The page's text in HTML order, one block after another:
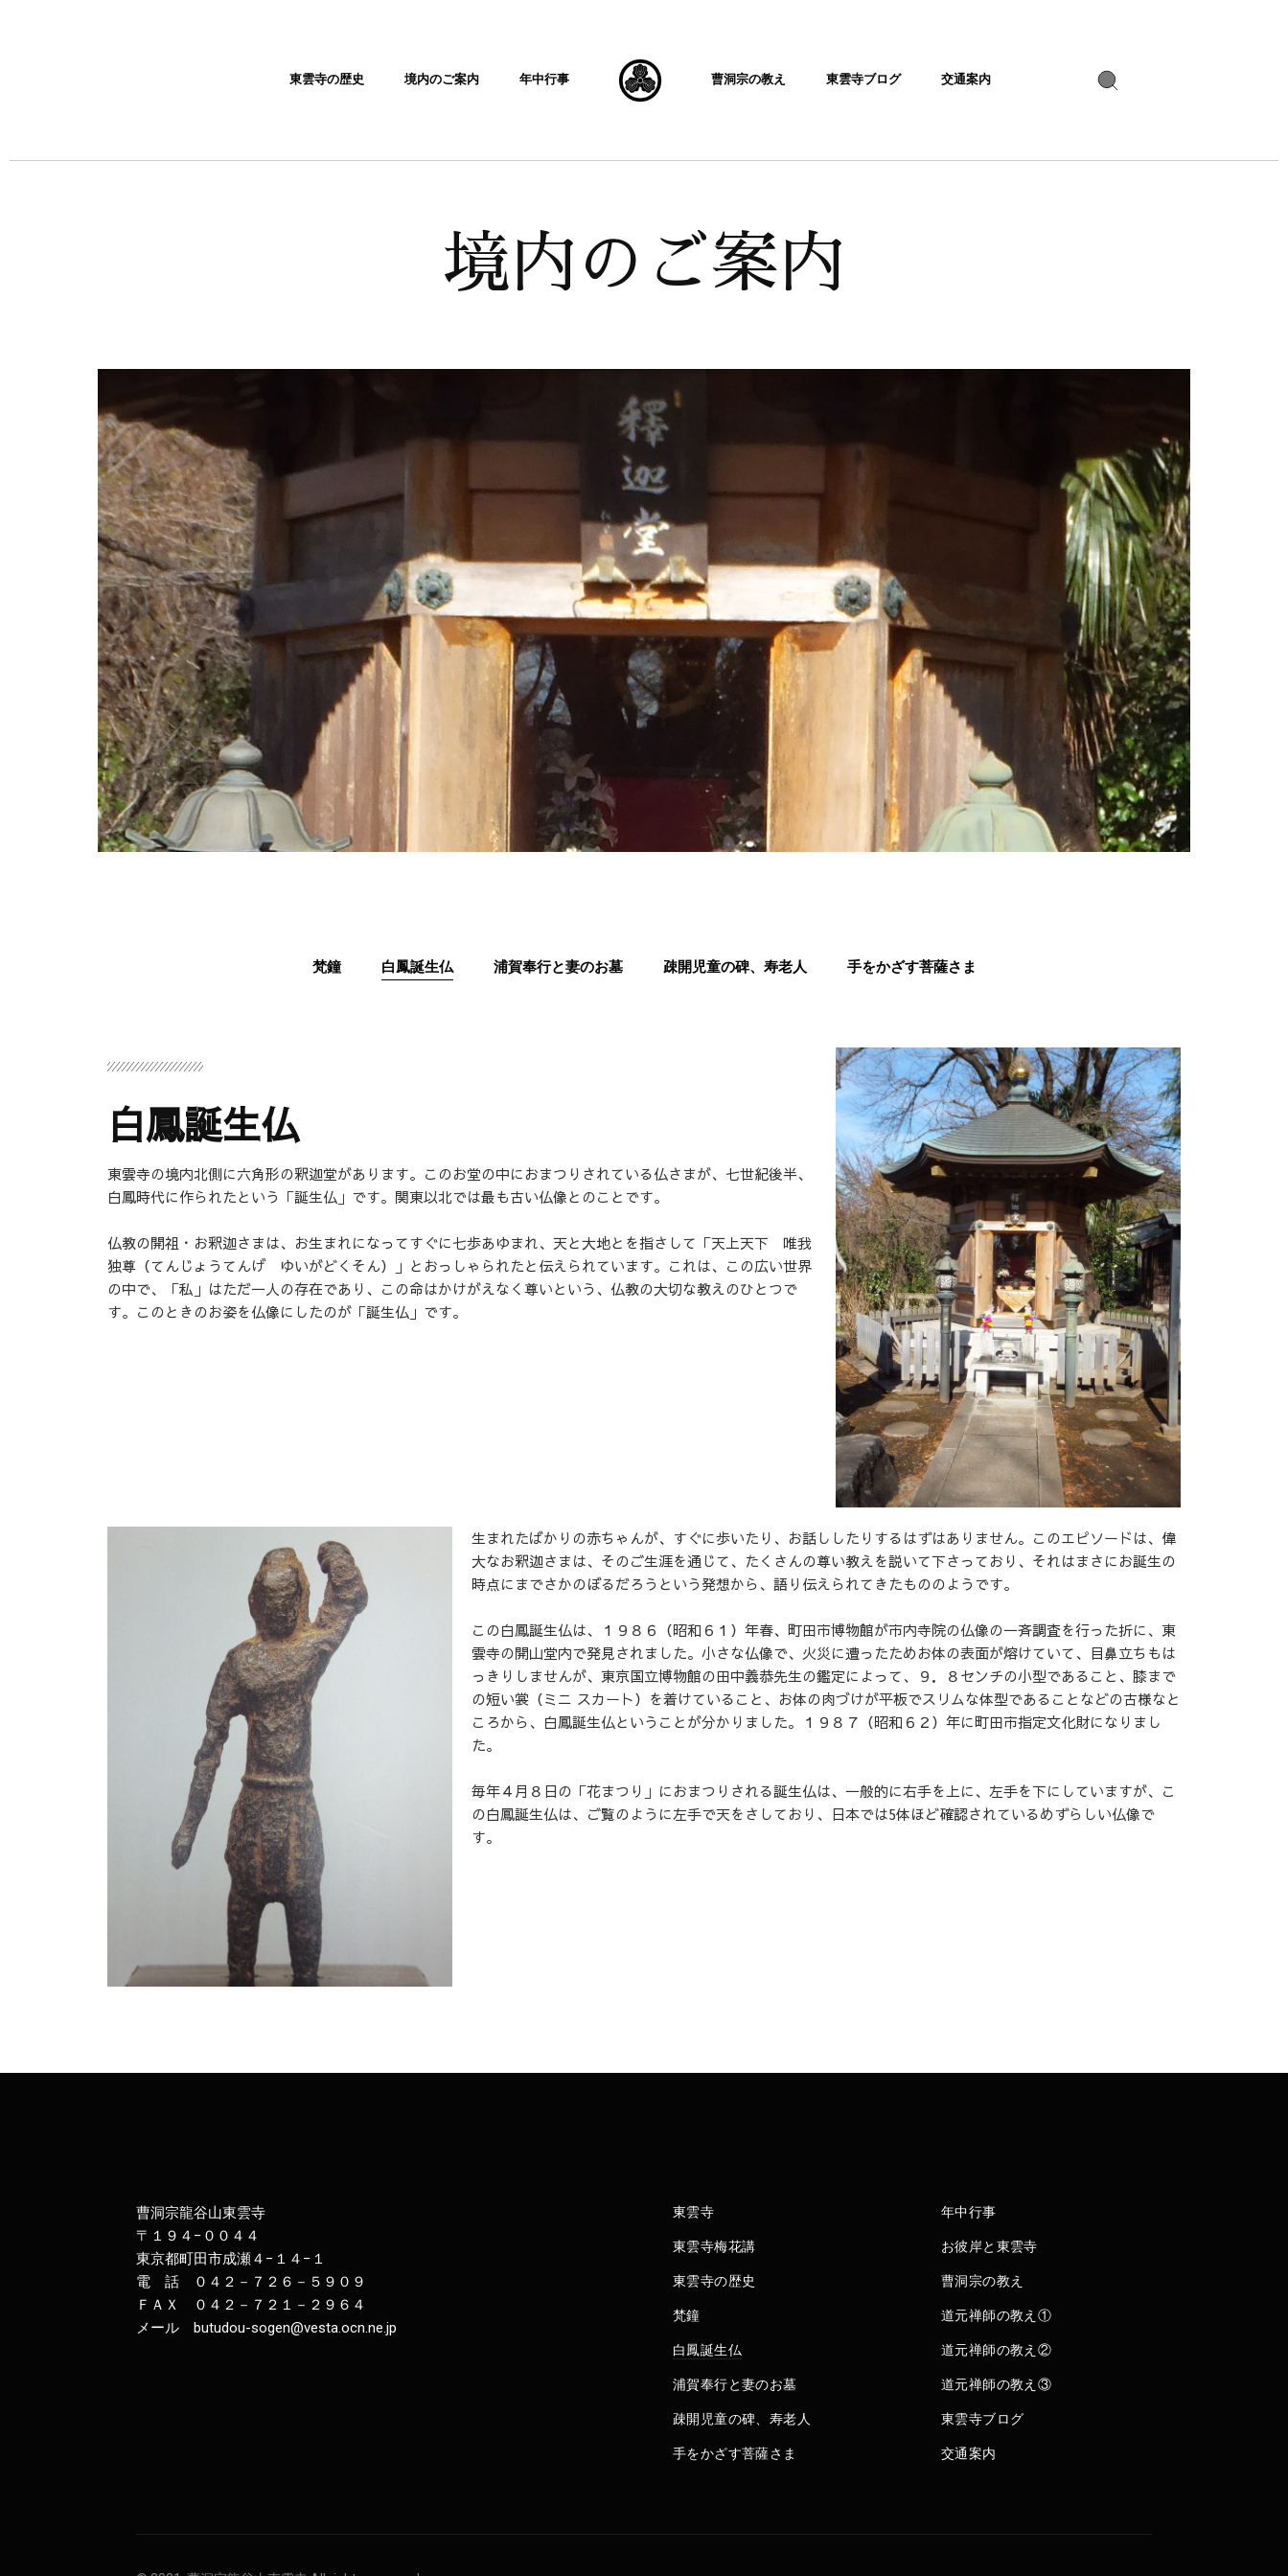
東雲寺の歴史 境内のご案内 年中行事 曹洞宗の教え 東雲寺ブログ 交通案内
境内のご案内
梵鐘 白鳳誕生仏 浦賀奉行と妻のお墓 疎開児童の碑、寿老人 手をかざす菩薩さま
白鳳誕生仏
東雲寺の境内北側に六角形の釈迦堂があります。このお堂の中におまつりされている仏さまが、七世紀後半、
白鳳時代に作られたという「誕生仏」です。関東以北では最も古い仏像とのことです。
仏教の開祖・お釈迦さまは、お生まれになってすぐに七歩あゆまれ、天と大地とを指さして「天上天下 唯我
独尊（てんじょうてんげ ゆいがどくそん）」とおっしゃられたと伝えられています。これは、この広い世界
の中で、「私」はただ一人の存在であり、この命はかけがえなく尊いという、仏教の大切な教えのひとつで
す。このときのお姿を仏像にしたのが「誕生仏」です。
生まれたばかりの赤ちゃんが、すぐに歩いたり、お話ししたりするはずはありません。このエピソードは、偉
大なお釈迦さまは、そのご生涯を通じて、たくさんの尊い教えを説いて下さっており、それはまさにお誕生の
時点にまでさかのぼるだろうという発想から、語り伝えられてきたもののようです。
この白鳳誕生仏は、１９８６（昭和６１）年春、町田市博物館が市内寺院の仏像の一斉調査を行った折に、東
雲寺の開山堂内で発見されました。小さな仏像で、火災に遭ったためお体の表面が熔けていて、目鼻立ちもは
っきりしませんが、東京国立博物館の田中義恭先生の鑑定によって、９．８センチの小型であること、膝まで
の短い裳（ミニ スカート）を着けていること、お体の肉づけが平板でスリムな体型であることなどの古様なと
ころから、白鳳誕生仏ということが分かりました。１９８７（昭和６２）年に町田市指定文化財になりまし
た。
毎年４月８日の「花まつり」におまつりされる誕生仏は、一般的に右手を上に、左手を下にしていますが、こ
の白鳳誕生仏は、ご覧のように左手で天をさしており、日本では5体ほど確認されているめずらしい仏像で
す。
曹洞宗龍谷山東雲寺
〒１９４−００４４
東京都町田市成瀬４−１４−１
電 話 ０４２－７２６－５９０９
ＦＡＸ ０４２－７２１－２９６４
メール butudou-sogen@vesta.ocn.ne.jp
東雲寺
東雲寺梅花講
東雲寺の歴史
梵鐘
白鳳誕生仏
浦賀奉行と妻のお墓
疎開児童の碑、寿老人
手をかざす菩薩さま
年中行事
お彼岸と東雲寺
曹洞宗の教え
道元禅師の教え①
道元禅師の教え②
道元禅師の教え③
東雲寺ブログ
交通案内